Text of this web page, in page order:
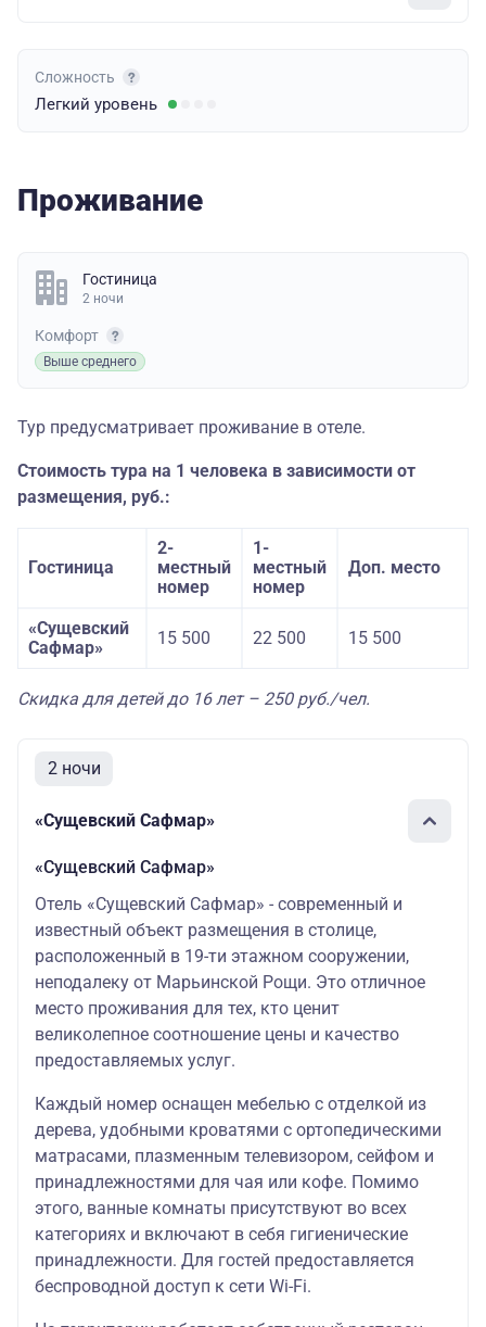
Сложность
Легкий уровень
Проживание
Гостиница
2 ночи
Комфорт
Выше среднего
Тур предусматривает проживание в отеле.
Стоимость тура на 1 человека в зависимости от
размещения, руб.:
Гостиница
2-
местный
номер
1-
местный
номер
Доп. место
«Сущевский
Сафмар»
15 500 22 500 15 500
Скидка для детей до 16 лет – 250 руб./чел.
2 ночи
«Сущевский Сафмар»
«Сущевский Сафмар»
Отель «Сущевский Сафмар» - современный и
известный объект размещения в столице,
расположенный в 19-ти этажном сооружении,
неподалеку от Марьинской Рощи. Это отличное
место проживания для тех, кто ценит
великолепное соотношение цены и качество
предоставляемых услуг.
Каждый номер оснащен мебелью с отделкой из
дерева, удобными кроватями с ортопедическими
матрасами, плазменным телевизором, сейфом и
принадлежностями для чая или кофе. Помимо
этого, ванные комнаты присутствуют во всех
категориях и включают в себя гигиенические
принадлежности. Для гостей предоставляется
беспроводной доступ к сети Wi-Fi.